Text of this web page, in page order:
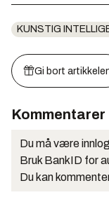
KUNSTIG
Gi bort
Kommentarer
Du må være
Bruk BankID for
Du kan